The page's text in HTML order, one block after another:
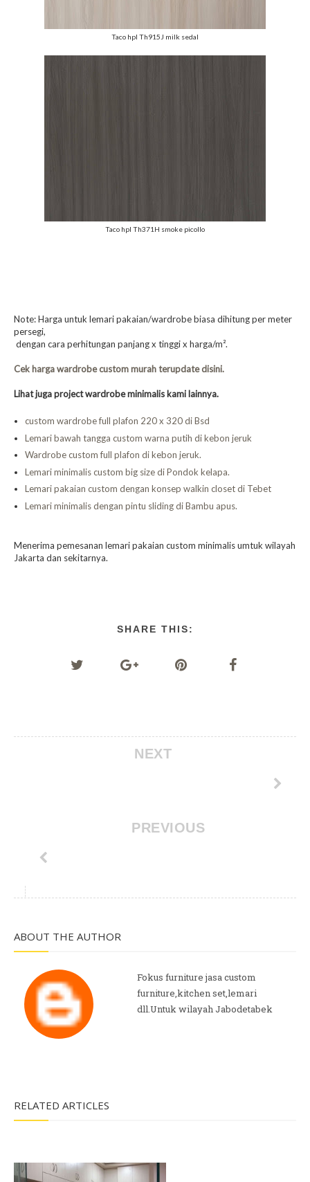
Taco hpl Th915J milk sedal
Taco hpl Th371H smoke picollo
Note: Harga untuk lemari pakaian/wardrobe biasa dihitung per meter
persegi,
dengan cara perhitungan panjang x tinggi x harga/m².
Cek harga wardrobe custom murah terupdate disini.
Lihat juga project wardrobe minimalis kami lainnya.
custom wardrobe full plafon 220 x 320 di Bsd
Lemari bawah tangga custom warna putih di kebon jeruk
Wardrobe custom full plafon di kebon jeruk.
Lemari minimalis custom big size di Pondok kelapa.
Lemari pakaian custom dengan konsep walkin closet di Tebet
Lemari minimalis dengan pintu sliding di Bambu apus.
Menerima pemesanan lemari pakaian custom minimalis umtuk wilayah
Jakarta dan sekitarnya.
SHARE THIS:
NEXT
PREVIOUS
ABOUT THE AUTHOR
Fokus furniture jasa custom
furniture,kitchen set,lemari
dll.Untuk wilayah Jabodetabek
RELATED ARTICLES